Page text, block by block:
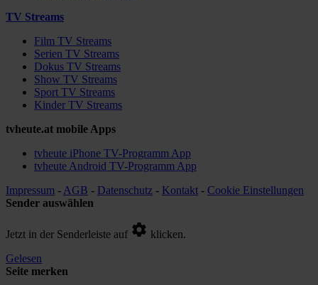
TV Streams
Film TV Streams
Serien TV Streams
Dokus TV Streams
Show TV Streams
Sport TV Streams
Kinder TV Streams
tvheute.at mobile Apps
tvheute iPhone TV-Programm App
tvheute Android TV-Programm App
Impressum - AGB - Datenschutz - Kontakt - Cookie Einstellungen
Sender auswählen
Jetzt in der Senderleiste auf
klicken.
Gelesen
Seite merken